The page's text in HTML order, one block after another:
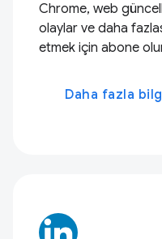
Chrome, web
olaylar ve daha
etmek için abone
Daha fazla